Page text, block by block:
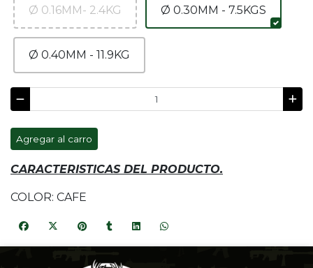
Ø 0.16MM- 2.4KG Ø 0.30MM - 7.5KGS
Ø 0.40MM - 11.9KG
Agregar al carro
CARACTERISTICAS DEL PRODUCTO.
COLOR: CAFE